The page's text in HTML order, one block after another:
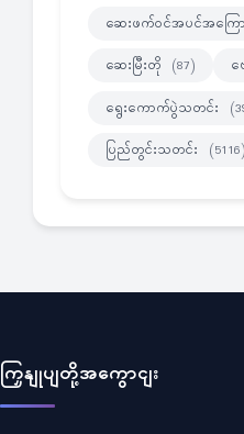
ဆေးဖက်ဝင်အပင်အကြော
ဆေးမြီးတို (87) ဗ
ရွေးကောက်ပွဲသတင်း
ပြည်တွင်းသတင်း (5116)
ကြှနျုပျတို့အကွောငျး